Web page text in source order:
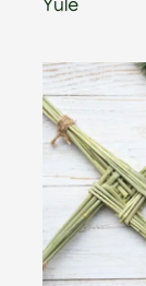
Yule